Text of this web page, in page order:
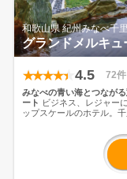
和歌山県 紀州みなべ千
グランドメルキ
4.5 72件
みなべの青い海とつなが
ート ビジネス、レジャー
ップスケールのホテル。千
ランドメルキュール和歌
ート&スパは、太平洋の広
えた、完璧なくつろぎを
家なホテルです。アドベン